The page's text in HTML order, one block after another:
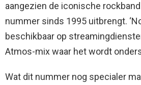
aangezien de iconische rockband
nummer sinds 1995 uitbrengt.
beschikbaar op
Atmos-mix waar het wordt
Wat dit nummer nog specialer